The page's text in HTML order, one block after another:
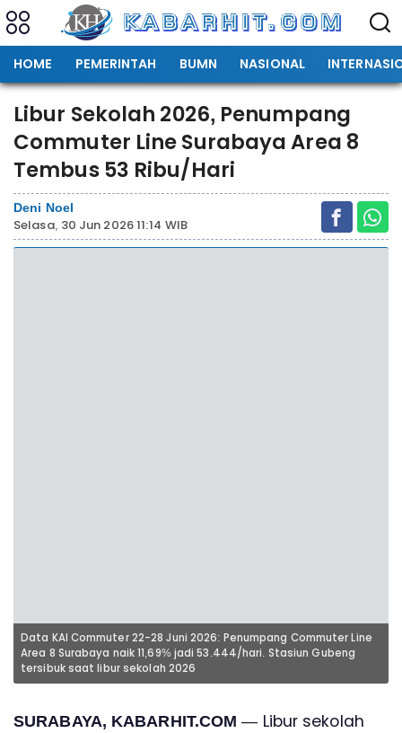
HOME PEMERINTAH BUMN NASIONAL
Libur Sekolah 2026, Penumpang
Commuter Line Surabaya Area 8
Tembus 53 Ribu/Hari
Deni Noel
Selasa, 30 Jun 2026 11:14 WIB
Data KAI Commuter 22-28 Juni 2026: Penumpang Commuter Line
Area 8 Surabaya naik 11,69% jadi 53.444/hari. Stasiun Gubeng
tersibuk saat libur sekolah 2026
SURABAYA, KABARHIT.COM — Libur sekolah